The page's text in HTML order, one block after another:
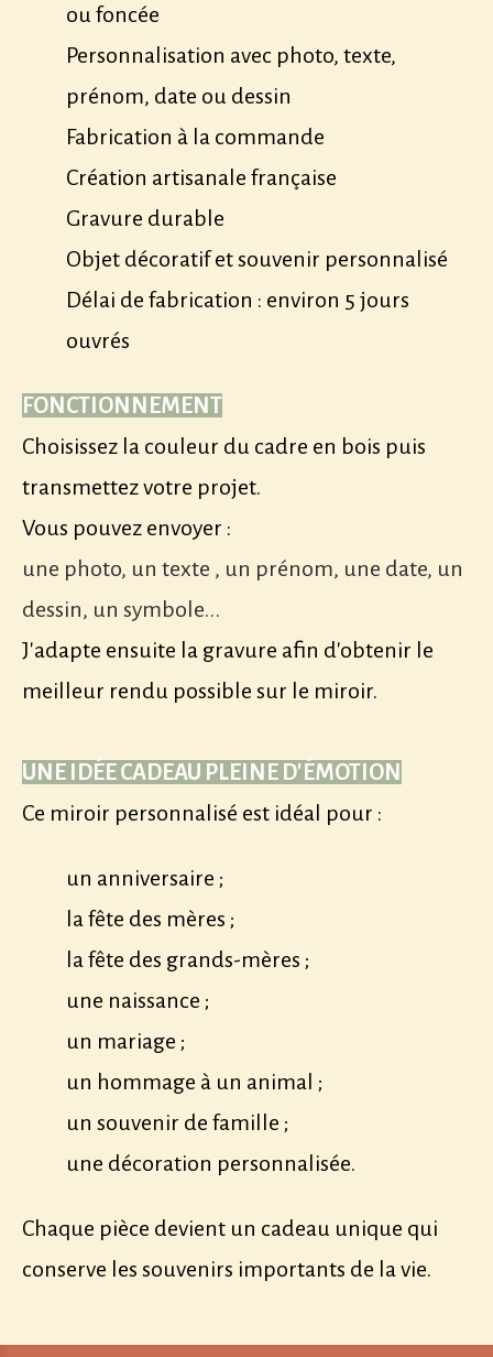
ou foncée
Personnalisation avec photo, texte,
prénom, date ou dessin
Fabrication à la commande
Création artisanale française
Gravure durable
Objet décoratif et souvenir personnalisé
Délai de fabrication : environ 5 jours
ouvrés
FONCTIONNEMENT
Choisissez la couleur du cadre en bois puis
transmettez votre projet.
Vous pouvez envoyer :
une photo, un texte , un prénom, une date, un
dessin, un symbole...
J'adapte ensuite la gravure afin d'obtenir le
meilleur rendu possible sur le miroir.
UNE IDÉE CADEAU PLEINE D'ÉMOTION
Ce miroir personnalisé est idéal pour :
un anniversaire ;
la fête des mères ;
la fête des grands-mères ;
une naissance ;
un mariage ;
un hommage à un animal ;
un souvenir de famille ;
une décoration personnalisée.
Chaque pièce devient un cadeau unique qui
conserve les souvenirs importants de la vie.